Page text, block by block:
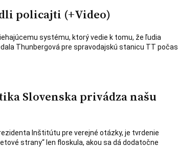
policajti (+Video)
systému, ktorý vedie k tomu, že ľudia
Thunbergová pre spravodajskú stanicu TT počas
Slovenska privádza našu
Inštitútu pre verejné otázky, je tvrdenie
strany“ len floskula, akou sa dá dodatočne